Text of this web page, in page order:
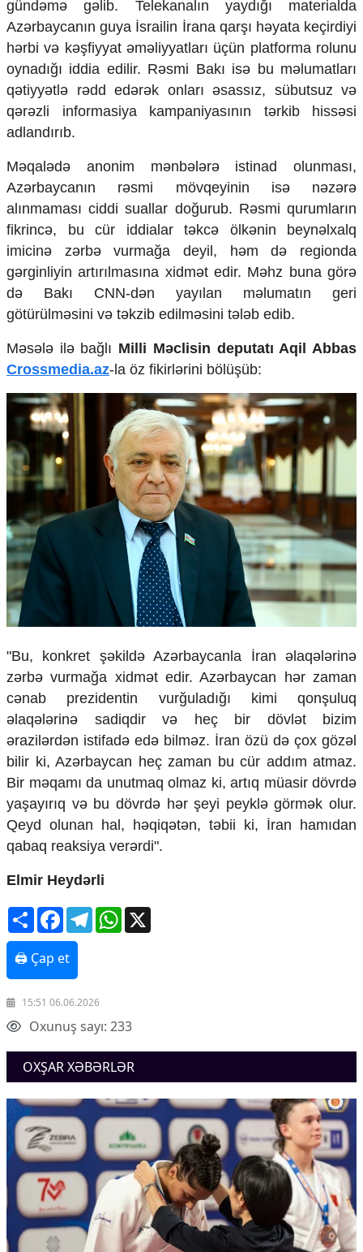
Video
İnfoqrafika
Podcast
Humanitar
Elm və təhsil
Mədəniyyət
Diaspor
Mədəniyyətimizin Zəfəri
Zəfər Diasporu
Səhiyyə
Ailə və uşaq
Turizm
İqtisadiyyat
İqtisadi xəbərlər
Energetika
Neft-qaz
Əmək və sosial siyasət
Kənd təsərrüfatı
Hərbi sənaye
Telekommunikasiya və nəqliyyat
COP29
Cəmiyyət
Crossmedia.az - 1 yaş
Siyasət
Məhkəmə və hüquq
Ekologiya
Zəfər - 5
Gənclər və İdman
Media və QHT
Hadisə
Sağlamlıq
Sosium
Mənəvi dəyərlər
Texnologiya
Mətbuat-150
Əlaqə
Missiyamız
gündəmə gəlib. Telekanalın yaydığı materialda
Azərbaycanın guya İsrailin İrana qarşı həyata keçirdiyi
hərbi və kəşfiyyat əməliyyatları üçün platforma rolunu
oynadığı iddia edilir. Rəsmi Bakı isə bu məlumatları
qətiyyətlə rədd edərək onları əsassız, sübutsuz və
qərəzli informasiya kampaniyasının tərkib hissəsi
adlandırıb.
Məqalədə anonim mənbələrə istinad olunması,
Azərbaycanın rəsmi mövqeyinin isə nəzərə
alınmaması ciddi suallar doğurub. Rəsmi qurumların
fikrincə, bu cür iddialar təkcə ölkənin beynəlxalq
imicinə zərbə vurmağa deyil, həm də regionda
gərginliyin artırılmasına xidmət edir. Məhz buna görə
də Bakı CNN-dən yayılan məlumatın geri
götürülməsini və təkzib edilməsini tələb edib.
Məsələ ilə bağlı Milli Məclisin deputatı Aqil Abbas
Crossmedia.az-la öz fikirlərini bölüşüb:
"Bu, konkret şəkildə Azərbaycanla İran əlaqələrinə
zərbə vurmağa xidmət edir. Azərbaycan hər zaman
cənab prezidentin vurğuladığı kimi qonşuluq
əlaqələrinə sadiqdir və heç bir dövlət bizim
ərazilərdən istifadə edə bilməz. İran özü də çox gözəl
bilir ki, Azərbaycan heç zaman bu cür addım atmaz.
Bir məqamı da unutmaq olmaz ki, artıq müasir dövrdə
yaşayırıq və bu dövrdə hər şeyi peyklə görmək olur.
Qeyd olunan hal, həqiqətən, təbii ki, İran hamıdan
qabaq reaksiya verərdi".
Elmir Heydərli
ShareFacebookTelegramWhatsApp
🖨 Çap et
15:51 06.06.2026
Oxunuş sayı: 233
OXŞAR XƏBƏRLƏR